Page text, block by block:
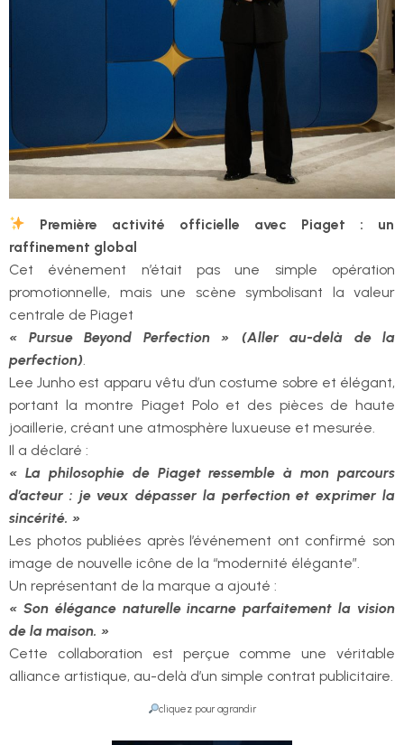
Première activité officielle avec Piaget : un
raffinement global
Cet événement n’était pas une simple opération
promotionnelle, mais une scène symbolisant la valeur
centrale de Piaget
« Pursue Beyond Perfection » (Aller au-delà de la
perfection)
Lee Junho est apparu vêtu d’un costume sobre et élégant,
portant la montre Piaget Polo et des pièces de haute
joaillerie, créant une atmosphère luxueuse et mesurée.
Il a déclaré :
« La philosophie de Piaget ressemble à mon parcours
d’acteur : je veux dépasser la perfection et exprimer la
sincérité. »
Les photos publiées après l’événement ont confirmé son
image de nouvelle icône de la “modernité élégante”.
Un représentant de la marque a ajouté :
« Son élégance naturelle incarne parfaitement la vision
de la maison. »
Cette collaboration est perçue comme une véritable
alliance artistique, au-delà d’un simple contrat publicitaire.
cliquez pour agrandir